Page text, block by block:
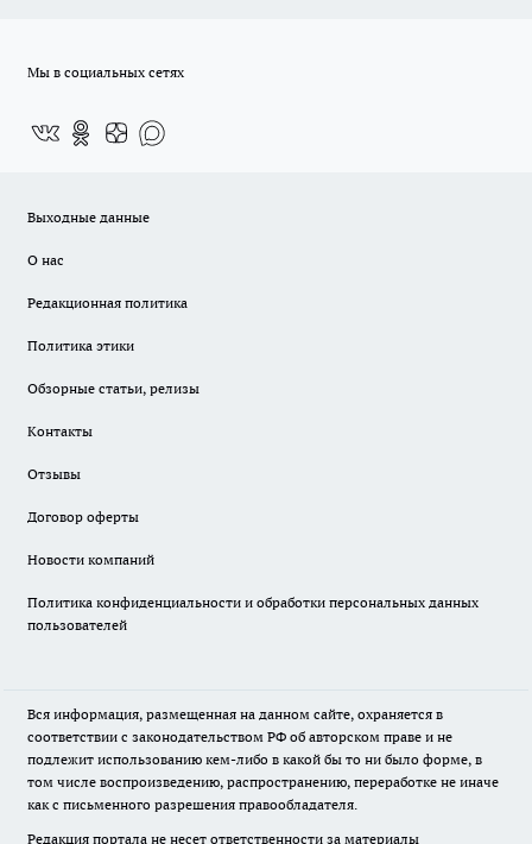
Мы в социальных сетях
Выходные данные
О нас
Редакционная политика
Политика этики
Обзорные статьи, релизы
Контакты
Отзывы
Договор оферты
Новости компаний
Политика конфиденциальности и обработки персональных данных
пользователей
Вся информация, размещенная на данном сайте, охраняется в
соответствии с законодательством РФ об авторском праве и не
подлежит использованию кем-либо в какой бы то ни было форме, в
том числе воспроизведению, распространению, переработке не иначе
как с письменного разрешения правообладателя.
Редакция портала не несет ответственности за материалы